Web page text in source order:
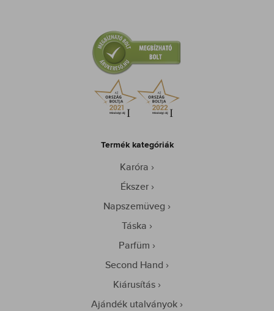
Termék kategóriák
Karóra
Ékszer
Napszemüveg
Táska
Parfüm
Second Hand
Kiárusítás
Ajándék utalványok